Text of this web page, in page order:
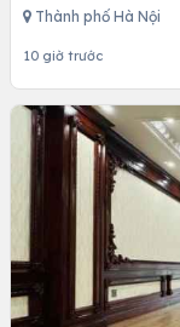
Thành phố Hà Nội
10 giờ trước